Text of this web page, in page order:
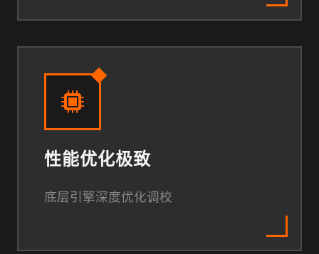
性能优化极致
底层引擎深度优化调校